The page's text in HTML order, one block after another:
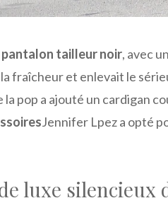
pantalon tailleur noir, avec
fraîcheur et enlevait le
la pop a ajouté un cardigan
Jennifer Lpez a opté
luxe silencieux